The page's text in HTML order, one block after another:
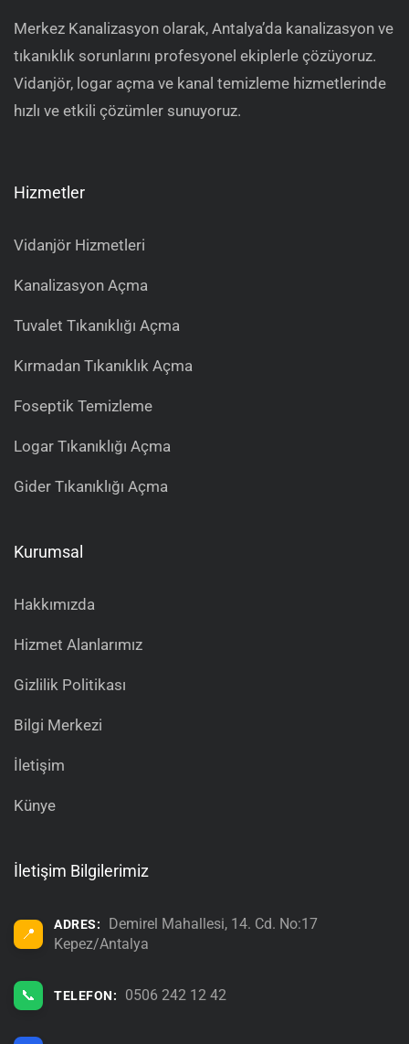
Merkez Kanalizasyon olarak, Antalya’da kanalizasyon ve
tıkanıklık sorunlarını profesyonel ekiplerle çözüyoruz.
Vidanjör, logar açma ve kanal temizleme hizmetlerinde
hızlı ve etkili çözümler sunuyoruz.
Hizmetler
Vidanjör Hizmetleri
Kanalizasyon Açma
Tuvalet Tıkanıklığı Açma
Kırmadan Tıkanıklık Açma
Foseptik Temizleme
Logar Tıkanıklığı Açma
Gider Tıkanıklığı Açma
Kurumsal
Hakkımızda
Hizmet Alanlarımız
Gizlilik Politikası
Bilgi Merkezi
İletişim
Künye
İletişim Bilgilerimiz
📍
ADRES:
Demirel Mahallesi, 14. Cd. No:17
Kepez/Antalya
📞 TELEFON: 0506 242 12 42